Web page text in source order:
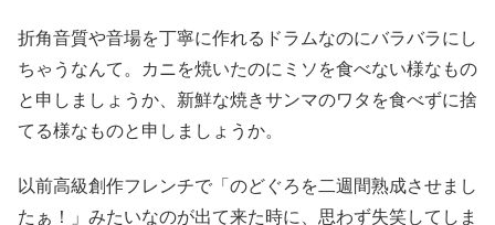
折角音質や音場を丁寧に作れるドラムなのにバラバラにし
ちゃうなんて。カニを焼いたのにミソを食べない様なもの
と申しましょうか、新鮮な焼きサンマのワタを食べずに捨
てる様なものと申しましょうか。
以前高級創作フレンチで「のどぐろを二週間熟成させまし
たぁ！」みたいなのが出て来た時に、思わず失笑してしま